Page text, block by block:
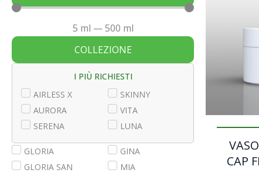
5 ml —500 ml
COLLEZIONE
I PIÙ RICHIESTI
AIRLESS X
AURORA
SERENA
SKINNY
VITA
LUNA
GLORIA
GLORIA SAN
GINA
MIA
CAP